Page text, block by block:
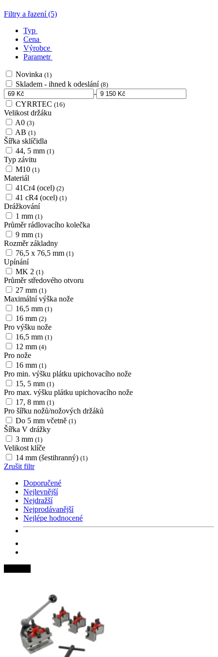
Filtry a řazení (5)
Typ
Cena
Výrobce
Parametr
Novinka (1)
Skladem - ihned k odeslání (8)
-
CYRRTEC (16)
Velikost držáku
A0 (3)
AB (1)
Šířka sklíčidla
44, 5 mm (1)
Typ závitu
M10 (1)
Materiál
41Cr4 (ocel) (2)
41 cR4 (ocel) (1)
Drážkování
1 mm (1)
Průměr rádlovacího kolečka
9 mm (1)
Rozměr základny
76,5 x 76,5 mm (1)
Upínání
MK 2 (1)
Průměr středového otvoru
27 mm (1)
Maximální výška nože
16,5 mm (1)
16 mm (2)
Pro výšku nože
16,5 mm (1)
12 mm (4)
Pro nože
16 mm (1)
Pro min. výšku plátku upichovacího nože
15, 5 mm (1)
Pro max. výšku plátku upichovacího nože
17, 8 mm (1)
Pro šířku nožů/nožových držáků
Do 5 mm včetně (1)
Šířka V drážky
3 mm (1)
Velikost klíče
14 mm (šestihranný) (1)
Zrušit filtr
Doporučené
Nejlevnější
Nejdražší
Nejprodávanější
Nejlépe hodnocené